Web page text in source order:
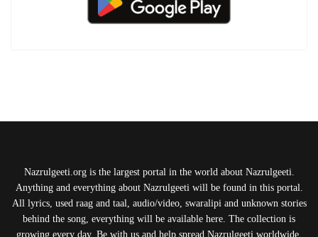
Nazrulgeeti.org is the largest portal in the world about Nazrulgeeti.
Anything and everything about Nazrulgeeti will be found in this portal.
All lyrics, used raag and taal, audio/video, swaralipi and unknown stories
behind the song, everything will be available here. The collection is
growing every day. Be with us and help spread Nazrulgeeti worldwide.